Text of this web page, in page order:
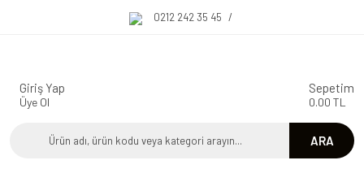
0212 242 35 45 /
ARA
Giriş Yap
Üye Ol
Sepetim
0.00 TL